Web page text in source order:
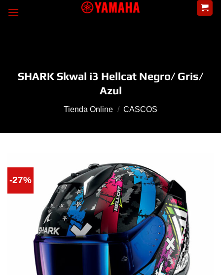
SHARK Skwal i3 Hellcat Negro/ Gris/
Azul
Tienda Online / CASCOS
-27%